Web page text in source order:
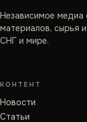
Независимое медиа
материалов, сырья
СНГ и мире.
КОНТЕНТ
Новости
Статьи